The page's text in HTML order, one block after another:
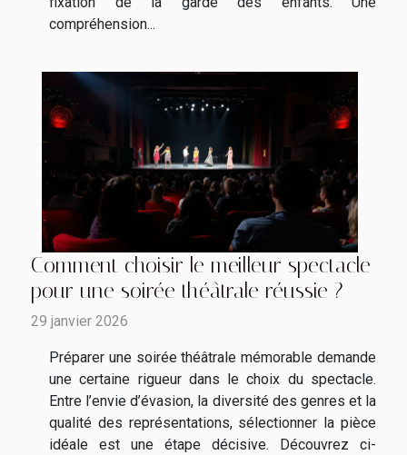
compréhension...
Comment choisir le meilleur spectacle
pour une soirée théâtrale réussie ?
29 janvier 2026
Préparer une soirée théâtrale mémorable demande
une certaine rigueur dans le choix du spectacle.
Entre l’envie d’évasion, la diversité des genres et la
qualité des représentations, sélectionner la pièce
idéale est une étape décisive. Découvrez ci-